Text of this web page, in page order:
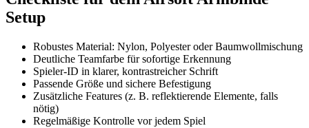
Setup
Robustes Material: Nylon, Polyester oder Baumwollmischung
Deutliche Teamfarbe für sofortige Erkennung
Spieler-ID in klarer, kontrastreicher Schrift
Passende Größe und sichere Befestigung
Zusätzliche Features (z. B. reflektierende Elemente, falls
nötig)
Regelmäßige Kontrolle vor jedem Spiel